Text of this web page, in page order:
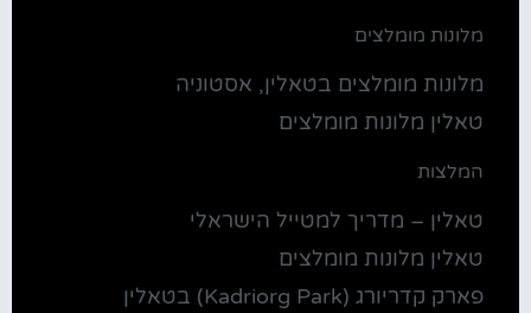
מלונות מומלצים
מלונות מומלצים בטאלין, אסטוניה
טאלין מלונות מומלצים
המלצות
טאלין – מדריך למטייל הישראלי
טאלין מלונות מומלצים
פארק קדריורג (Kadriorg Park) בטאלין